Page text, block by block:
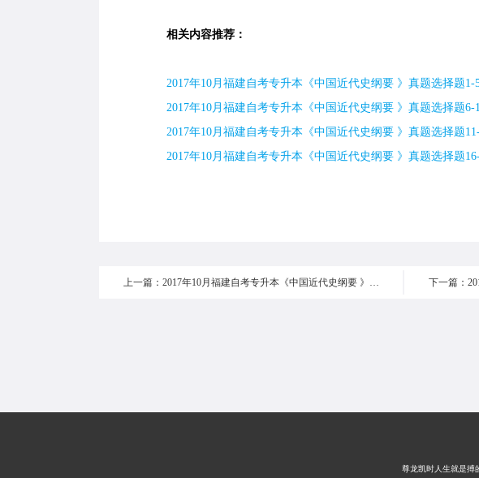
相关内容推荐：
2017年10月福建自考专升本《中国近代史纲要 》真题选择题1-
2017年10月福建自考专升本《中国近代史纲要 》真题选择题6-
2017年10月福建自考专升本《中国近代史纲要 》真题选择题
2017年10月福建自考专升本《中国近代史纲要 》真题选择题
上一篇：2017年10月福建自考专升本《中国近代史纲要 》真题选择题16-20
尊龙凯时人生就是搏